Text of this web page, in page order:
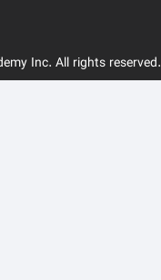
Inc. All rights reserved.